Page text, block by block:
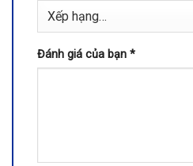
Đánh giá của bạn *